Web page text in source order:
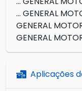
... GENERAL
GENERAL
GENERAL
Aplicações